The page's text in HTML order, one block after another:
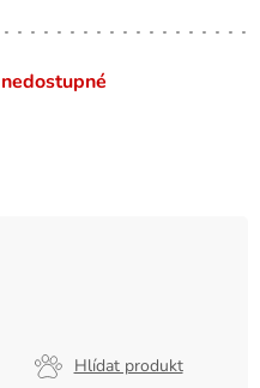
Hlídat produkt